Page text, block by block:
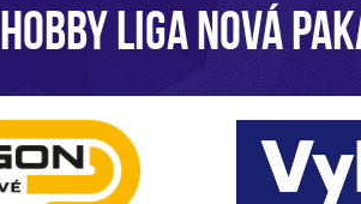
HOBBY LIGA NOVÁ